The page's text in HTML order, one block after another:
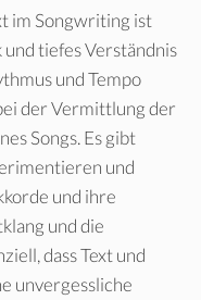
im Songwriting ist
tiefes Verständnis
und Tempo
der Vermittlung der
Songs. Es gibt
und
und ihre
und die
dass Text und
unvergessliche